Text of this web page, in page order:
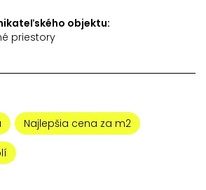
objektu:
priestory
Najlepšia cena za m2